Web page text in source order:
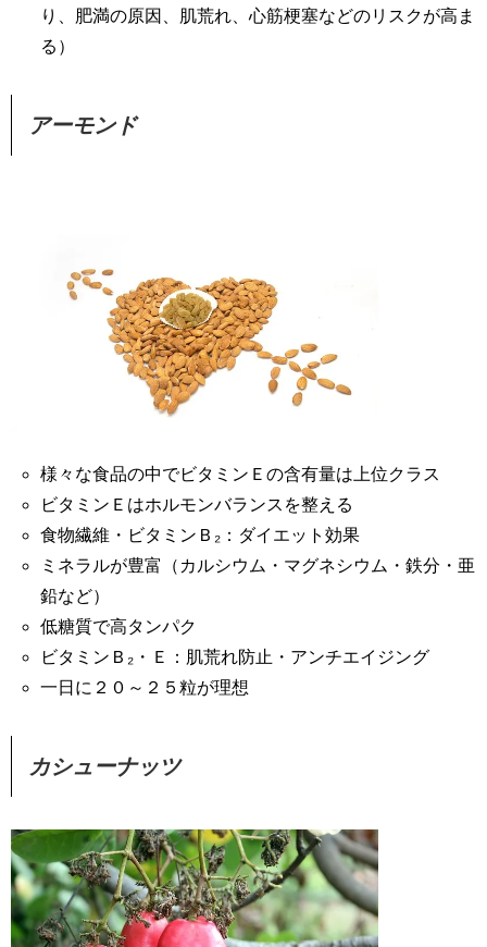
り、肥満の原因、肌荒れ、心筋梗塞などのリスクが高ま
る）
アーモンド
様々な食品の中でビタミンＥの含有量は上位クラス
ビタミンＥはホルモンバランスを整える
食物繊維・ビタミンＢ₂：ダイエット効果
ミネラルが豊富（カルシウム・マグネシウム・鉄分・亜
鉛など）
低糖質で高タンパク
ビタミンＢ₂・Ｅ：肌荒れ防止・アンチエイジング
一日に２０～２５粒が理想
カシューナッツ